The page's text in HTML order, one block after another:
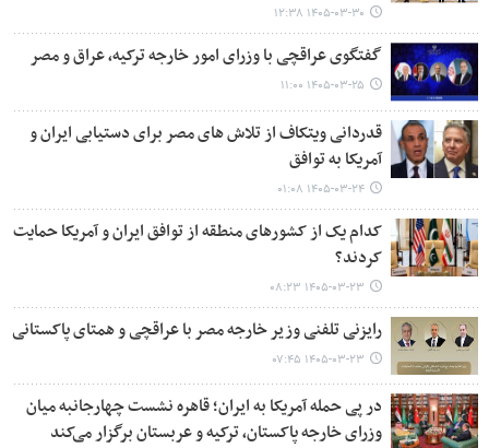
۱۴۰۵-۰۳-۳۰ ۱۲:۳۸
گفتگوی عراقچی با وزرای امور خارجه ترکیه، عراق و مصر
۱۴۰۵-۰۳-۲۵ ۱۱:۰۰
قدردانی ویتکاف از تلاش های مصر برای دستیابی ایران و
آمریکا به توافق
۱۴۰۵-۰۳-۲۴ ۰۱:۰۸
کدام‌ یک از کشورهای منطقه از توافق ایران و آمریکا حمایت
کردند؟
۱۴۰۵-۰۳-۲۳ ۰۸:۲۳
رایزنی تلفنی وزیر خارجه مصر با عراقچی و همتای پاکستانی
۱۴۰۵-۰۳-۲۳ ۰۷:۴۵
در پی حمله آمریکا به ایران؛ قاهره نشست چهارجانبه میان
وزرای خارجه پاکستان، ترکیه و عربستان برگزار می‌کند